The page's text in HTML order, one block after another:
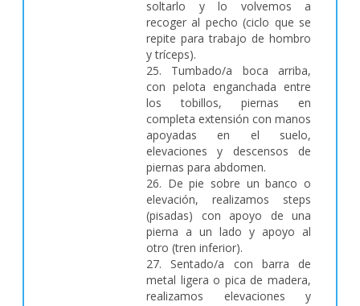
soltarlo y lo volvemos a
recoger al pecho (ciclo que se
repite para trabajo de hombro
y tríceps).
25. Tumbado/a boca arriba,
con pelota enganchada entre
los tobillos, piernas en
completa extensión con manos
apoyadas en el suelo,
elevaciones y descensos de
piernas para abdomen.
26. De pie sobre un banco o
elevación, realizamos steps
(pisadas) con apoyo de una
pierna a un lado y apoyo al
otro (tren inferior).
27. Sentado/a con barra de
metal ligera o pica de madera,
realizamos elevaciones y